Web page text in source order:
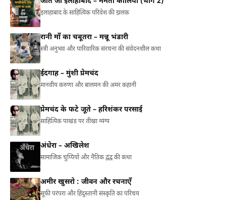
इलाहाबाद के साहित्यिक परिवेश की झलक
रानी माँ का चबूतरा – मन्नू भंडारी
स्त्री अनुभव और पारिवारिक संरचना की संवेदनशील कथा
ईदगाह – मुंशी प्रेमचंद
मानवीय करुणा और बालमन की अमर कहानी
प्रेमचंद के फटे जूते – हरिशंकर परसाई
साहित्यिक पाखंड पर तीखा व्यंग्य
अंधेरा – अखिलेश
सामाजिक चुप्पियों और नैतिक द्वंद्व की कथा
अमीर खुसरो : जीवन और रचनाएँ
सूफ़ी परंपरा और हिंदुस्तानी संस्कृति का परिचय